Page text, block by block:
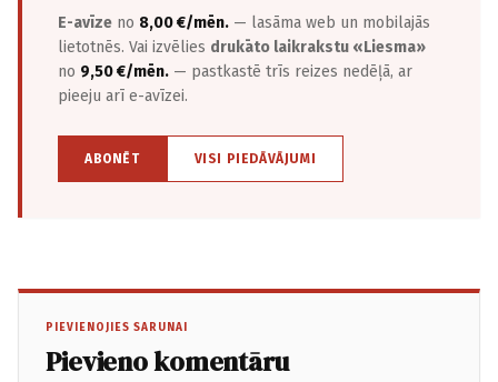
E-avīze no 8,00 €/mēn. — lasāma web un mobilajās
lietotnēs. Vai izvēlies drukāto laikrakstu «Liesma»
no 9,50 €/mēn. — pastkastē trīs reizes nedēļā, ar
pieeju arī e-avīzei.
ABONĒT VISI PIEDĀVĀJUMI
PIEVIENOJIES SARUNAI
Pievieno komentāru